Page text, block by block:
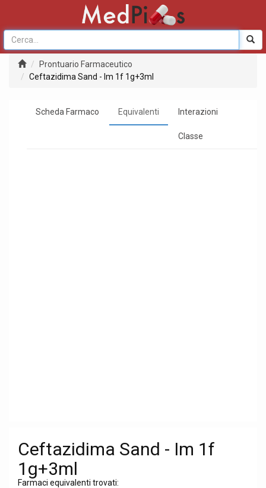
Prontuario Farmaceutico
Ceftazidima Sand - Im 1f 1g+3ml
Scheda Farmaco Equivalenti Interazioni
Classe
Ceftazidima Sand - Im 1f
1g+3ml
Farmaci equivalenti trovati: